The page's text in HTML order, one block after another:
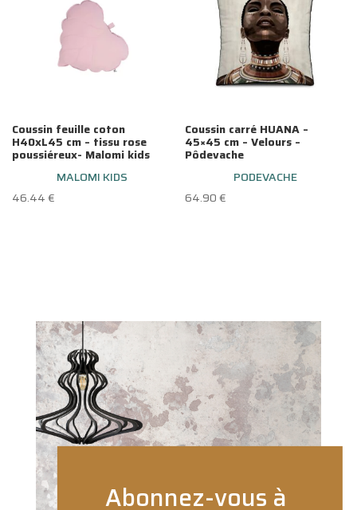
Coussin feuille coton
H40xL45 cm – tissu rose
poussiéreux- Malomi kids
MALOMI KIDS
46.44€
Coussin carré HUANA –
45×45 cm – Velours –
Pôdevache
PODEVACHE
64.90€
Abonnez-vous à